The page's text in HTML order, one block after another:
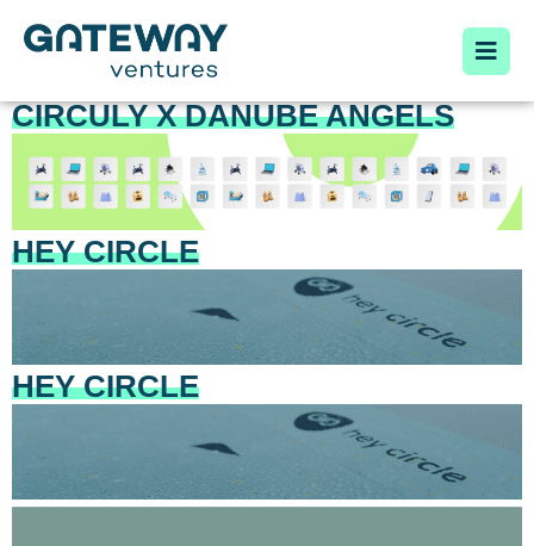
CIRCULY X DANUBE ANGELS
HEY CIRCLE
HEY CIRCLE